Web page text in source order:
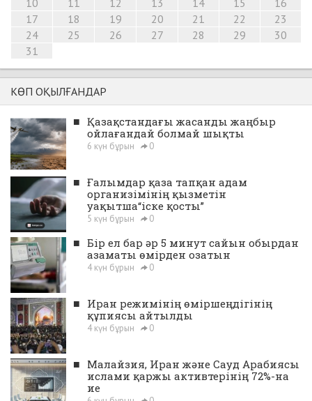
10
11 12 13 14 15
16
17
18 19 20 21 22
23
24
25 26 27 28 29
30
31
КӨП ОҚЫЛҒАНДАР
■ Қазақстандағы жасанды жаңбыр
ойлағандай болмай шықты
6 күн бұрын 0
■ Ғалымдар қаза тапқан адам
организімінің қызметін
уақытша“іске қосты”
5 күн бұрын 0
■ Бір ел бар әр 5 минут сайын обырдан
азаматы өмірден озатын
4 күн бұрын 0
■ Иран режимінің өміршеңдігінің
құпиясы айтылды
4 күн бұрын 0
■ Малайзия, Иран және Сауд Арабиясы
ислами қаржы активтерінің 72%-на
ие